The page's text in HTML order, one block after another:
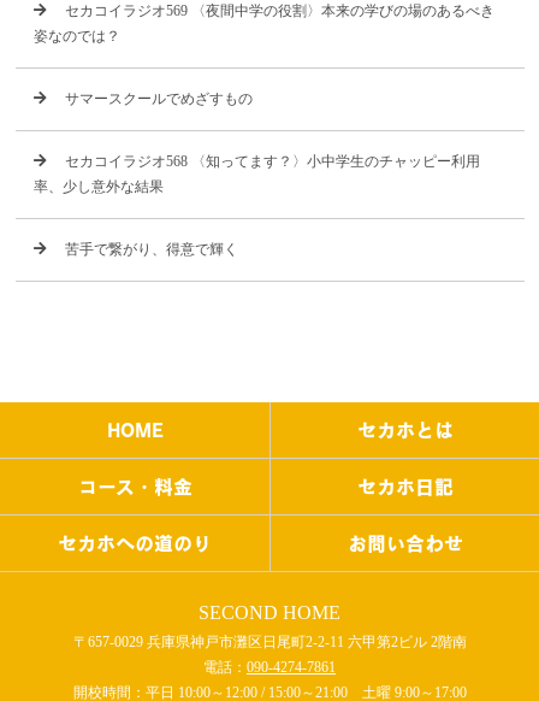
セカコイラジオ569 〈夜間中学の役割〉本来の学びの場のあるべき
姿なのでは？
サマースクールでめざすもの
セカコイラジオ568 〈知ってます？〉小中学生のチャッピー利用
率、少し意外な結果
苦手で繋がり、得意で輝く
HOME セカホとは
コース・料金 セカホ日記
セカホへの道のり お問い合わせ
SECOND HOME
〒657-0029 兵庫県神戸市灘区日尾町2-2-11 六甲第2ビル 2階南
電話： 090-4274-7861
開校時間：平日 10:00～12:00 / 15:00～21:00 土曜 9:00～17:00